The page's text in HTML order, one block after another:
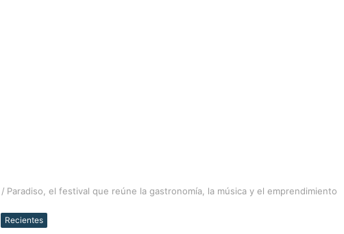
/ Paradiso, el festival que reúne la gastronomía, la música y el emprendimiento
Recientes